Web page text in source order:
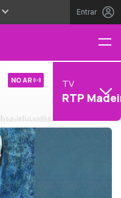
Entrar
NO AR TV
RTP